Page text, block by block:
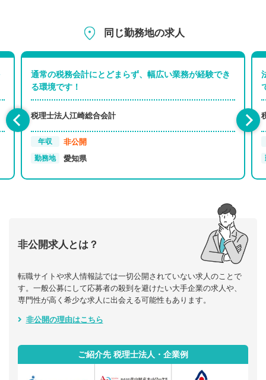
同じ勤務地の求人
通常の税務会計にとどまらず、幅広い業務が経験でき
る環境です！
税理士法人江崎総合会計
年収 非公開
勤務地 愛知県
非公開求人とは？
転職サイトや求人情報誌では一切公開されていない求人のことで
す。一般公募にして応募者の殺到を避けたい大手企業の求人や、
専門性が高く希少な求人に出会える可能性もあります。
非公開の理由はこちら
ご紹介先 税理士法人・企業例